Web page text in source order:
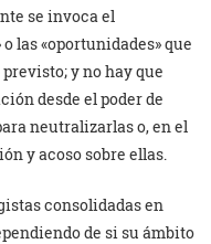
se invoca el
las «oportunidades» que
y no hay que
desde el poder de
neutralizarlas o, en el
y acoso sobre ellas.
consolidadas en
de si su ámbito